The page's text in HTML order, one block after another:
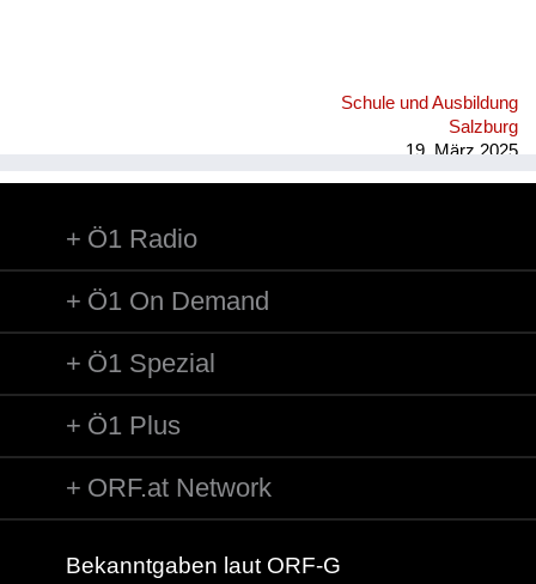
Schule und Ausbildung
Salzburg
19. März 2025
Ö1 Radio
Ö1 On Demand
Ö1 Spezial
Ö1 Plus
ORF.at Network
Bekanntgaben laut ORF-G